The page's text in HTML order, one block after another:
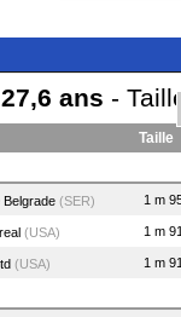
27,6 ans -
Taille
Belgrade (SER) 1 m
(USA) 1 m
(USA) 1 m